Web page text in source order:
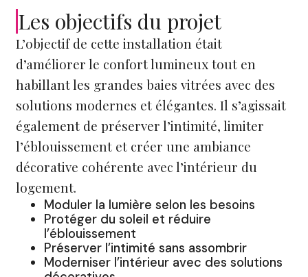
Les objectifs du projet
L’objectif de cette installation était
d’améliorer le confort lumineux tout en
habillant les grandes baies vitrées avec des
solutions modernes et élégantes. Il s’agissait
également de préserver l’intimité, limiter
l’éblouissement et créer une ambiance
décorative cohérente avec l’intérieur du
logement.
Moduler la lumière selon les besoins
Protéger du soleil et réduire
l’éblouissement
Préserver l’intimité sans assombrir
Moderniser l’intérieur avec des solutions